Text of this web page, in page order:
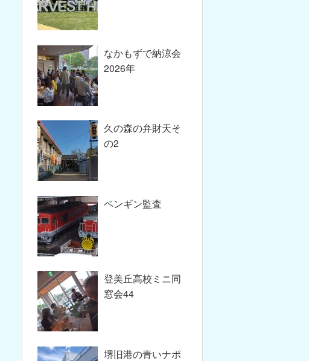
なかもずで納涼会
2026年
久の森の弁財天そ
の2
ペンギン監査
登美丘高校ミニ同
窓会44
堺旧港の青いナポ